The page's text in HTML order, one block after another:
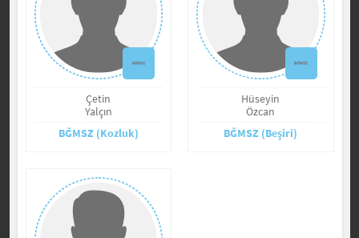
Çetin
Yalçın
BĞMSZ (Kozluk)
Hüseyin
Özcan
BĞMSZ (Beşiri)